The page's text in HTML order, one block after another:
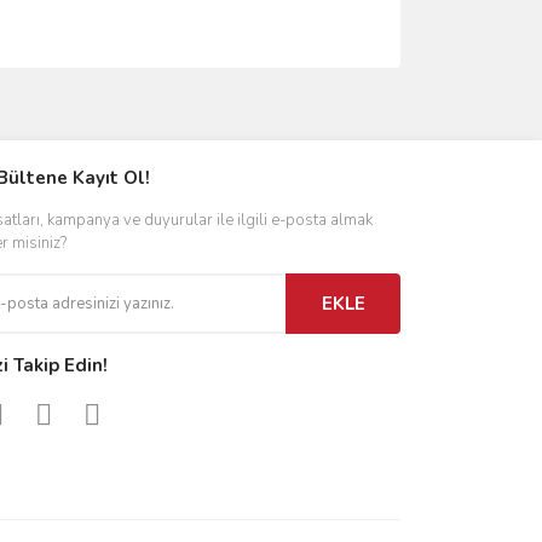
Kayıt Ol!
kampanya ve duyurular ile ilgili e-posta almak
misiniz?
EKLE
Takip Edin!